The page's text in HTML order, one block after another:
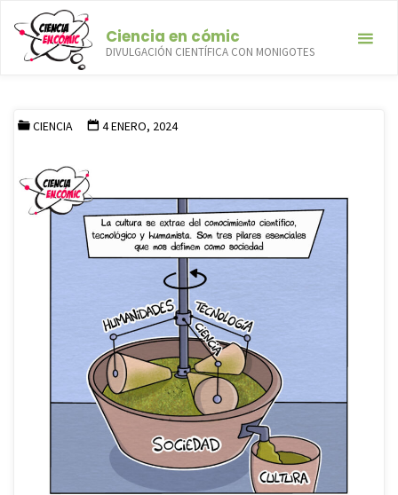
contenido
Ciencia en cómic
DIVULGACIÓN CIENTÍFICA CON MONIGOTES
El molino de la cultura
CIENCIA 4 ENERO, 2024